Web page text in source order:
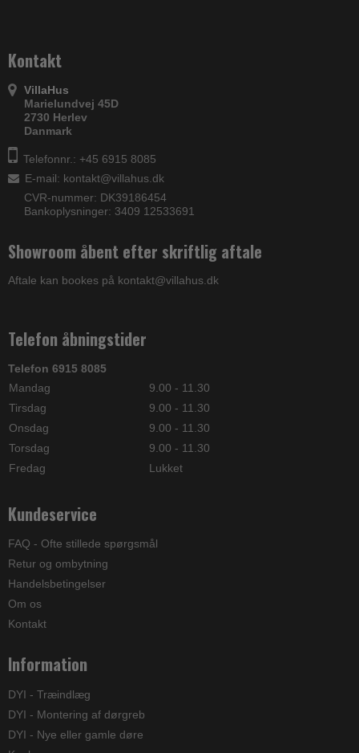
Kontakt
VillaHus
Marielundvej 45D
2730 Herlev
Danmark
Telefonnr.: +45 6915 8085
E-mail: kontakt@villahus.dk
CVR-nummer: DK39186454
Bankoplysninger: 3409 12533691
Showroom åbent efter skriftlig aftale
Aftale kan bookes på kontakt@villahus.dk
Telefon åbningstider
Telefon 6915 8085
Mandag
9.00 - 11.30
Tirsdag
9.00 - 11.30
Onsdag
9.00 - 11.30
Torsdag
9.00 - 11.30
Fredag
Lukket
Kundeservice
FAQ - Ofte stillede spørgsmål
Retur og ombytning
Handelsbetingelser
Om os
Kontakt
Information
DYI - Træindlæg
DYI - Montering af dørgreb
DYI - Nye eller gamle døre